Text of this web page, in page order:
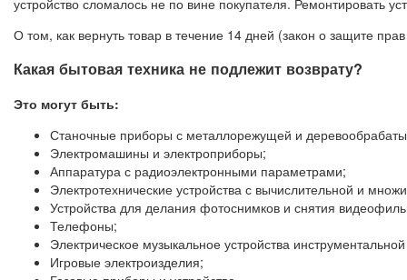
устройство сломалось не по вине покупателя. Ремонтировать
О том, как вернуть товар в течение 14 дней (закон о защите
Какая бытовая техника не подлежит возврату?
Это могут быть:
Станочные приборы с металлорежущей и
Электромашины и электроприборы;
Аппаратура с радиоэлектронными параметрами;
Электротехнические устройства с вычислительной и
Устройства для делания фотоснимков и снятия
Телефоны;
Электрическое музыкальное устройства
Игровые электроизделия;